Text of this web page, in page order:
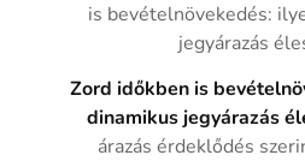
is bevételnövekedés:
jegyárazás
Zord időkben is
dinamikus jegyárazás
árazás érdeklődés